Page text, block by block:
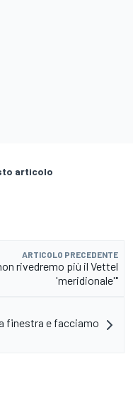
articolo
ARTICOLO PRECEDENTE
rivedremo più il Vettel
'meridionale'"
finestra e facciamo